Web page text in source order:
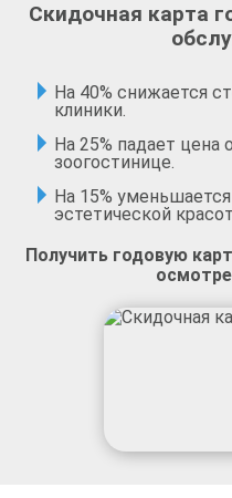
Скидочная карта
На 40% снижается
клиники.
На 25% падает цена
зоогостинице.
На 15%
эстетической
Получить годовую